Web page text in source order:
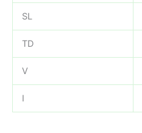
SL
TD
V
I